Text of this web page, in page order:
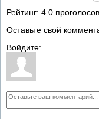
Рейтинг: 4.0
Оставьте свой
Войдите: